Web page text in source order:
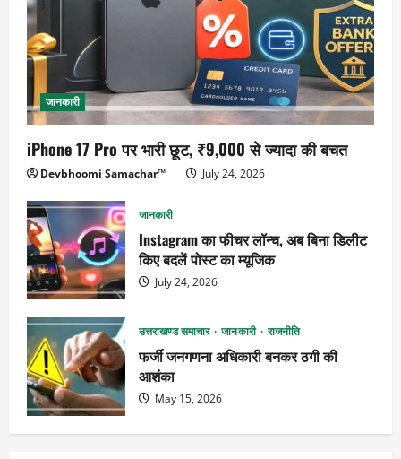
जानकारी
iPhone 17 Pro पर भारी छूट, ₹9,000 से ज्यादा की बचत
Devbhoomi Samachar™ July 24, 2026
जानकारी
Instagram का फीचर लॉन्च, अब बिना डिलीट
किए बदलें पोस्ट का म्यूजिक
July 24, 2026
उत्तराखण्ड समाचार जानकारी राजनीति
फर्जी जनगणना अधिकारी बनकर ठगी की
आशंका
May 15, 2026